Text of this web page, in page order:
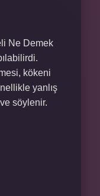
Ne Demek
kökeni
yanlış
söylenir.